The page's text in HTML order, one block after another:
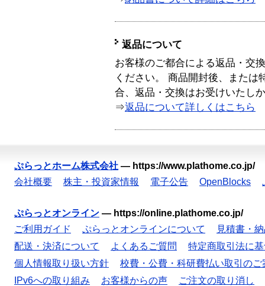
返品について
お客様のご都合による返品・交
ください。 商品開封後、または
合、返品・交換はお受けいたし
⇒返品について詳しくはこちら
ぷらっとホーム株式会社 — https://www.plathome.co.jp/
会社概要
株主・投資家情報 電子公告 OpenBlocks
ぷらっとオンライン — https://online.plathome.co.jp/
ご利用ガイド
ぷらっとオンラインについて
見積書・
配送・決済について
よくあるご質問
特定商取引法に
個人情報取り扱い方針
校費・公費・科研費払い取引のご
IPv6への取り組み
お客様からの声 ご注文の取り消し